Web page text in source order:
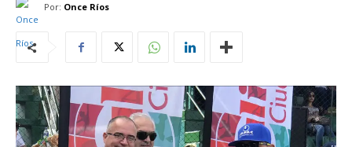
Por: Once Ríos